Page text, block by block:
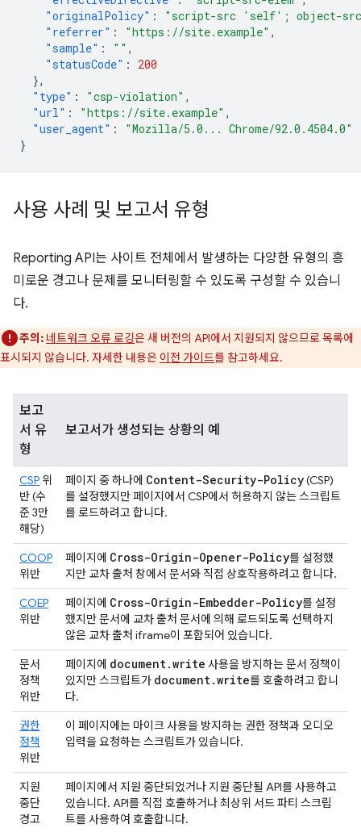
"originalPolicy" :
"script-src 'self'; object-src
"referrer" : "https://site.example" ,
"sample" : "" ,
"statusCode" :
200
},
"type" : "csp-violation" ,
"url" : "https://site.example" ,
"user_agent" :
"Mozilla/5.0... Chrome/92.0.4504.0"
}
사용 사례 및 보고서 유형
Reporting API는 사이트 전체에서 발생하는 다양한 유형의 흥
미로운 경고나 문제를 모니터링할 수 있도록 구성할 수 있습니
다.
주의: 네트워크 오류 로깅은 새 버전의 API에서 지원되지 않으므로 목록에
표시되지 않습니다. 자세한 내용은 이전 가이드를 참고하세요.
보고
서 유
형
보고서가 생성되는 상황의 예
CSP 위
반 (수
준 3만
해당)
페이지 중 하나에 Content-Security-Policy(CSP)
를 설정했지만 페이지에서 CSP에서 허용하지 않는 스크립트
를 로드하려고 합니다.
COOP
위반
페이지에 Cross-Origin-Opener-Policy를 설정했
지만 교차 출처 창에서 문서와 직접 상호작용하려고 합니다.
COEP
위반
페이지에 Cross-Origin-Embedder-Policy를 설정
했지만 문서에 교차 출처 문서에 의해 로드되도록 선택하지
않은 교차 출처 iframe이 포함되어 있습니다.
문서
정책
위반
페이지에 document .write 사용을 방지하는 문서 정책이
있지만 스크립트가 document .write를 호출하려고 합니
다.
권한
정책
위반
이 페이지에는 마이크 사용을 방지하는 권한 정책과 오디오
입력을 요청하는 스크립트가 있습니다.
지원
중단
경고
페이지에서 지원 중단되었거나 지원 중단될 API를 사용하고
있습니다. API를 직접 호출하거나 최상위 서드 파티 스크립
트를 사용하여 호출합니다.